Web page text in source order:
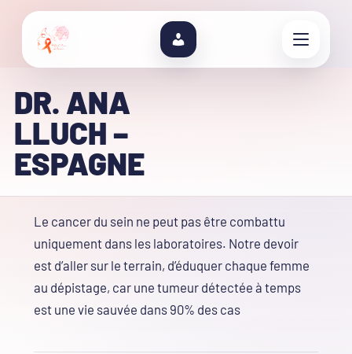
DR. ANA
LLUCH –
ESPAGNE
Le cancer du sein ne peut pas être combattu
uniquement dans les laboratoires. Notre devoir
est d’aller sur le terrain, d’éduquer chaque femme
au dépistage, car une tumeur détectée à temps
est une vie sauvée dans 90% des cas